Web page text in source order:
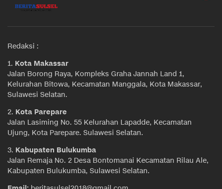
Redaksi :
1. Kota Makassar
Jalan Borong Raya, Kompleks Graha Jannah Land 1,
Kelurahan Bitowa, Kecamatan Manggala, Kota Makassar,
Sulawesi Selatan.
2. Kota Parepare
Jalan Lasiming No. 55 Kelurahan Lapadde, Kecamatan
Ujung, Kota Parepare. Sulawesi Selatan.
3. Kabupaten Bulukumba
Jalan Remaja No. 2 Desa Bontomanai Kecamatan Rilau Ale,
Kabupaten Bulukumba, Sulawesi Selatan.